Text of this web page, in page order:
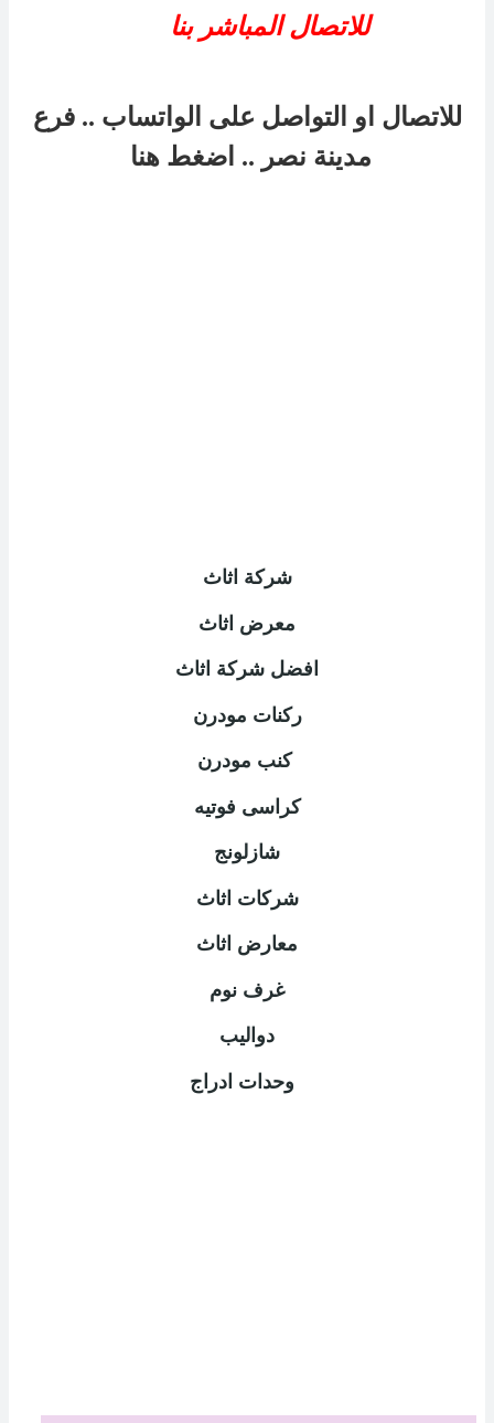
للاتصال المباشر بنا
للاتصال او التواصل على الواتساب .. فرع
مدينة نصر .. اضغط هنا
شركة اثاث
معرض اثاث
افضل شركة اثاث
ركنات مودرن
كنب مودرن
كراسى فوتيه
شازلونج
شركات اثاث
معارض اثاث
غرف نوم
دواليب